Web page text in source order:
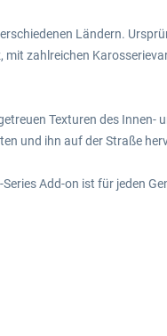
Ländern.
zahlreichen
Texturen des Innen-
und ihn auf der Straße
Add-on ist für jeden